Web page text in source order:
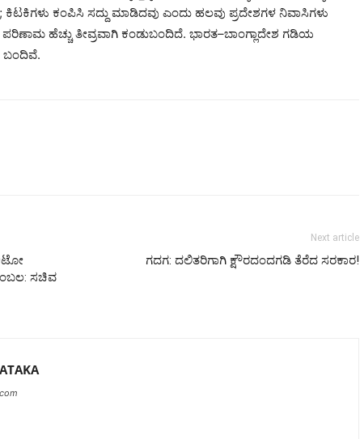
ಕಂಪಿಸಿ ಸದ್ದು ಮಾಡಿದವು ಎಂದು ಹಲವು ಪ್ರದೇಶಗಳ ನಿವಾಸಿಗಳು
ಹೆಚ್ಚು ತೀವ್ರವಾಗಿ ಕಂಡುಬಂದಿದೆ. ಭಾರತ–ಬಾಂಗ್ಲಾದೇಶ ಗಡಿಯ
ಬಂದಿವೆ.
ಸಚಿವ
Next article
ಗದಗ: ದಲಿತರಿಗಾಗಿ ಕ್ಷೌರದಂದಗಡಿ ತೆರೆದ ಸರಕಾರ!